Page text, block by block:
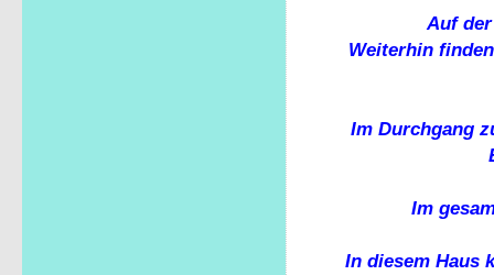
Auf
Weiterhin
Im Durchgang
Im
In diesem Haus